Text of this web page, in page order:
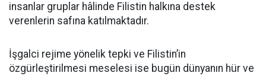
insanlar gruplar hâlinde Filistin halkına destek
verenlerin safına katılmaktadır.
İşgalci rejime yönelik tepki ve Filistin’in
özgürleştirilmesi meselesi ise bugün dünyanın hür ve